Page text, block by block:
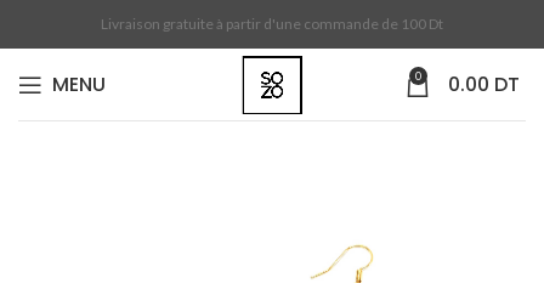
Livraison gratuite à partir d'une commande de 100 Dt
MENU 0 0.00 DT